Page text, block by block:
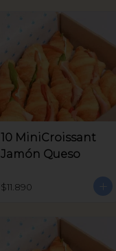
10 MiniCroissant
Jamón Queso
$11.890